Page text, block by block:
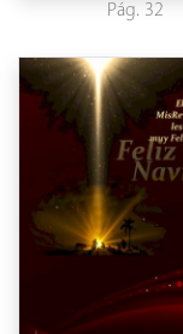
Pág. 32